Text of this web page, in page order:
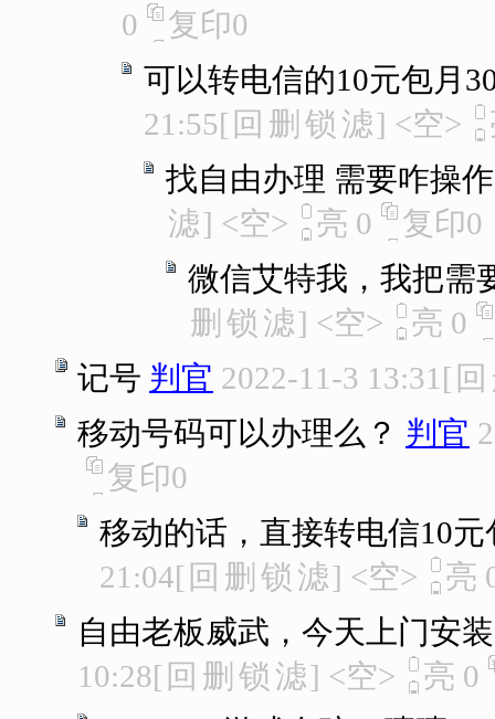
0
复印0
可以转电信的10元包月
21:55[ 回 删 锁 滤] <空>
找自由办理 需要咋操
滤] <空> 亮 0 复印0
微信艾特我，我把需
删 锁 滤] <空> 亮 0
记号 判官 2022-11-3 13:31 [ 回
移动号码可以办理么？ 判官
复印0
移动的话，直接转电信10元
21:04[ 回 删 锁 滤] <空> 亮
自由老板威武，今天上门安
10:28[ 回 删 锁 滤] <空> 亮 0